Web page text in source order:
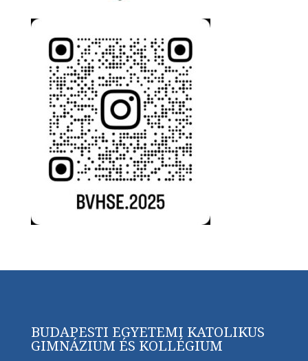
BUDAPESTI EGYETEMI KATOLIKUS
GIMNÁZIUM ÉS KOLLÉGIUM